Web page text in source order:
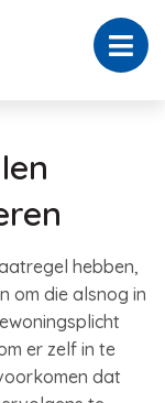
hebben,
om die alsnog in
er zelf in te
dat